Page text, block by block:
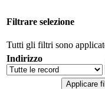
Filtrare selezione
Tutti gli filtri sono
Indirizzo
Applicare